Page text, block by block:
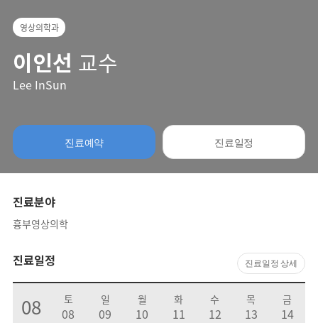
영상의학과
이인선 교수
Lee InSun
진료예약 진료일정
진료분야
흉부영상의학
진료일정 진료일정 상세
08 토
08
일
09
월
10
화
11
수
12
목
13
금
14